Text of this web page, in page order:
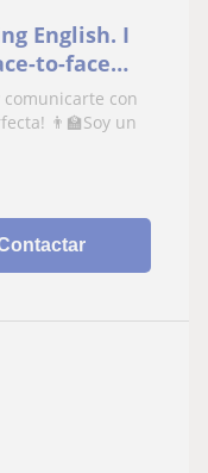
English. I
to-face
all ages and
con
👨‍🏫Soy un